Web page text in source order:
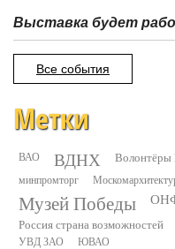
Выставка будет
Все события
Метки
ВАО ВДНХ
минпромторг
Музей Победы
Россия страна возможностей
УВД ЗАО
ЮВАО